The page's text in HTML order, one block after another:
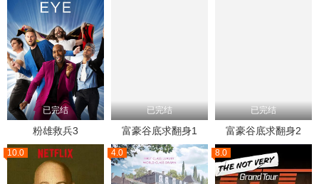
已完结
粉雄救兵3
已完结
富豪谷底求翻身1
已完结
富豪谷底求翻身2
10.0 4.0 8.0